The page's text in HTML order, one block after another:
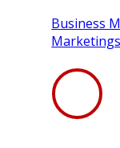
Business